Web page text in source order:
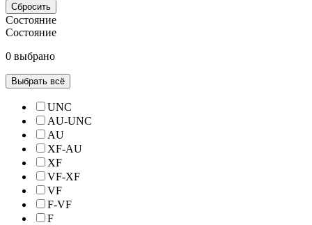
Сбросить
Состояние
Состояние
0 выбрано
Выбрать всё
UNC
AU-UNC
AU
XF-AU
XF
VF-XF
VF
F-VF
F